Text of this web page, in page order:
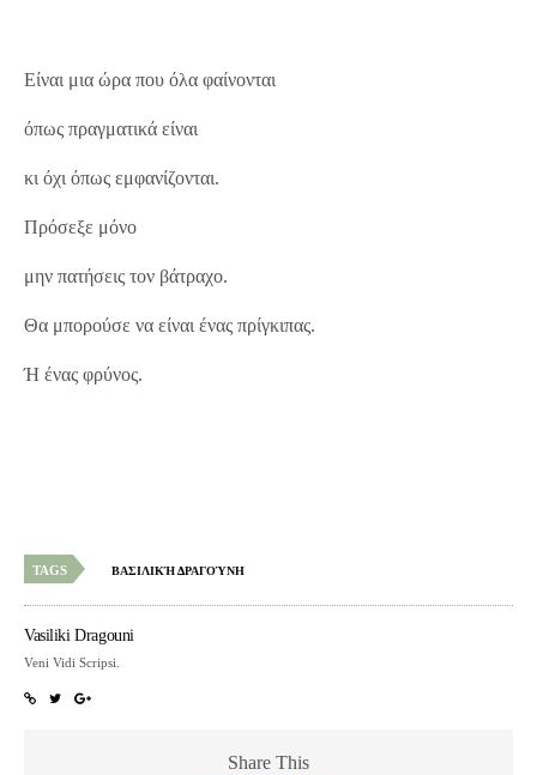
Είναι μια ώρα που όλα φαίνονται
όπως πραγματικά είναι
κι όχι όπως εμφανίζονται.
Πρόσεξε μόνο
μην πατήσεις τον βάτραχο.
Θα μπορούσε να είναι ένας πρίγκιπας.
Ή ένας φρύνος.
TAGS ΒΑΣΙΛΙΚΉ ΔΡΑΓΟΎΝΗ
Vasiliki Dragouni
Veni Vidi Scripsi.
Share This